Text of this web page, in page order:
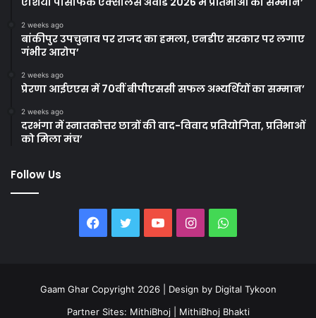
2 weeks ago
बांकीपुर उपचुनाव पर राजद का हमला, एनडीए सरकार पर लगाए
गंभीर आरोप’
2 weeks ago
प्रेरणा आईएएस में 70वीं बीपीएससी सफल अभ्यर्थियों का सम्मान’
2 weeks ago
दरभंगा में स्नातकोत्तर छात्रों की वाद-विवाद प्रतियोगिता, प्रतिभाओं
को मिला मंच’
Follow Us
Facebook
TwitterYouTubeInstagramWhatsApp
Gaam Ghar Copyright 2026 | Design by Digital Tykoon
Partner Sites: MithiBhoj MithiBhoj Bhakti